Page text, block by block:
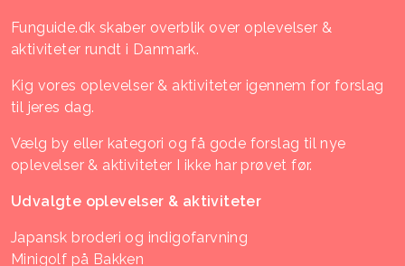
Funguide.dk skaber overblik over oplevelser &
aktiviteter rundt i Danmark.
Kig vores oplevelser & aktiviteter igennem for forslag
til jeres dag.
Vælg by eller kategori og få gode forslag til nye
oplevelser & aktiviteter I ikke har prøvet før.
Udvalgte oplevelser & aktiviteter
Japansk broderi og indigofarvning
Minigolf på Bakken